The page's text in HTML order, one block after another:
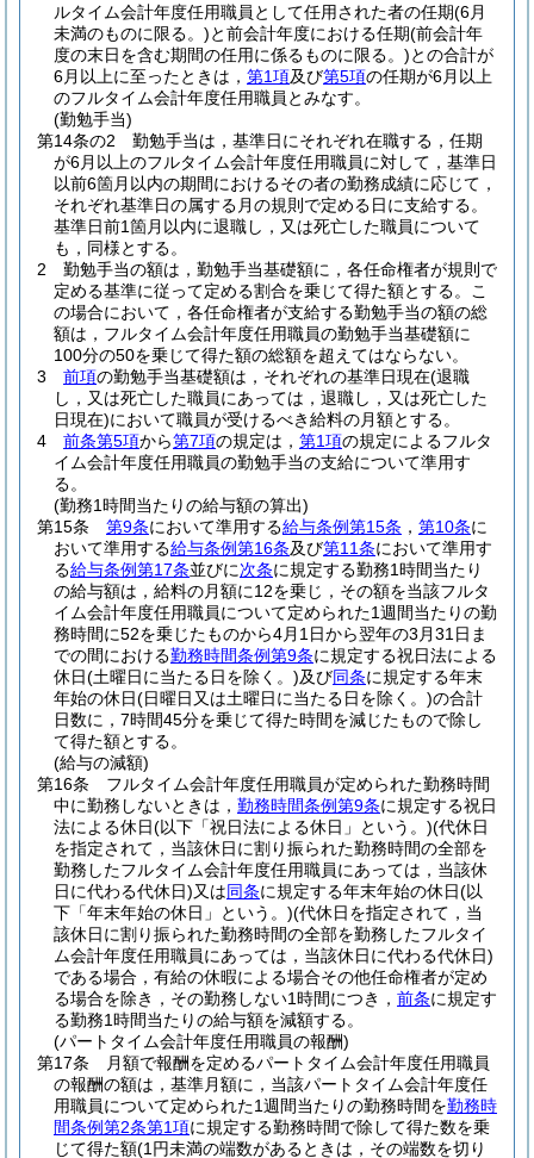
ルタイム会計年度任用職員として任用された者の任期(6月
未満のものに限る。)と前会計年度における任期(前会計年
度の末日を含む期間の任用に係るものに限る。)との合計が
6月以上に至ったときは， 第1項及び第5項の任期が6月以上
のフルタイム会計年度任用職員とみなす。
(勤勉手当)
第14条の2
勤勉手当は，基準日にそれぞれ在職する，任期
が6月以上のフルタイム会計年度任用職員に対して，基準日
以前6箇月以内の期間におけるその者の勤務成績に応じて，
それぞれ基準日の属する月の規則で定める日に支給する。
基準日前1箇月以内に退職し，又は死亡した職員について
も，同様とする。
2
勤勉手当の額は，勤勉手当基礎額に，各任命権者が規則で
定める基準に従って定める割合を乗じて得た額とする。
こ
の場合において，各任命権者が支給する勤勉手当の額の総
額は，フルタイム会計年度任用職員の勤勉手当基礎額に
100分の50を乗じて得た額の総額を超えてはならない。
3
前項の勤勉手当基礎額は，それぞれの基準日現在(退職
し，又は死亡した職員にあっては，退職し，又は死亡した
日現在)において職員が受けるべき給料の月額とする。
4
前条第5項から第7項の規定は， 第1項の規定によるフルタ
イム会計年度任用職員の勤勉手当の支給について準用す
る。
(勤務1時間当たりの給与額の算出)
第15条
第9条において準用する給与条例第15条 ， 第10条に
おいて準用する給与条例第16条及び第11条において準用す
る給与条例第17条並びに次条に規定する勤務1時間当たり
の給与額は，給料の月額に12を乗じ，その額を当該フルタ
イム会計年度任用職員について定められた1週間当たりの勤
務時間に52を乗じたものから4月1日から翌年の3月31日ま
での間における勤務時間条例第9条に規定する祝日法による
休日(土曜日に当たる日を除く。)及び同条に規定する年末
年始の休日(日曜日又は土曜日に当たる日を除く。)の合計
日数に，7時間45分を乗じて得た時間を減じたもので除し
て得た額とする。
(給与の減額)
第16条
フルタイム会計年度任用職員が定められた勤務時間
中に勤務しないときは， 勤務時間条例第9条に規定する祝日
法による休日(以下「祝日法による休日」という。)(代休日
を指定されて，当該休日に割り振られた勤務時間の全部を
勤務したフルタイム会計年度任用職員にあっては，当該休
日に代わる代休日)又は同条に規定する年末年始の休日(以
下「年末年始の休日」という。)(代休日を指定されて，当
該休日に割り振られた勤務時間の全部を勤務したフルタイ
ム会計年度任用職員にあっては，当該休日に代わる代休日)
である場合，有給の休暇による場合その他任命権者が定め
る場合を除き，その勤務しない1時間につき， 前条に規定す
る勤務1時間当たりの給与額を減額する。
(パートタイム会計年度任用職員の報酬)
第17条
月額で報酬を定めるパートタイム会計年度任用職員
の報酬の額は，基準月額に，当該パートタイム会計年度任
用職員について定められた1週間当たりの勤務時間を勤務時
間条例第2条第1項に規定する勤務時間で除して得た数を乗
じて得た額(1円未満の端数があるときは，その端数を切り